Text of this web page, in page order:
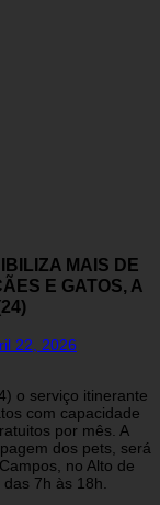
MAIS DE
E GATOS, A
22, 2026
o serviço itinerante
com capacidade
por mês. A
dos pets, será
no Alto de
7h às 18h.